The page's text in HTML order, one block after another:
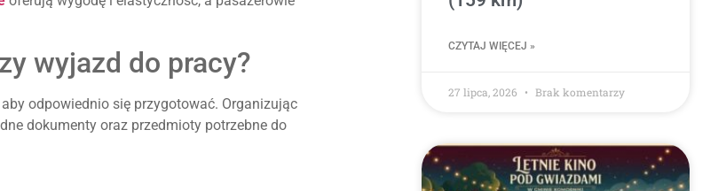
wyjazd do pracy?
odpowiednio się przygotować. Organizując
dokumenty oraz przedmioty potrzebne do
CZYTAJ WIĘCEJ »
27 lipca, 2026 Brak komentarzy